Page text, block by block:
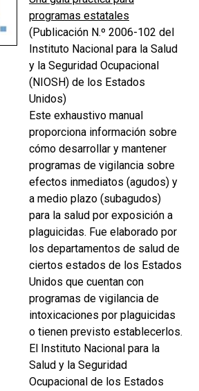
programas estatales
(Publicación N.º 2006-102 del
Instituto Nacional para la Salud
y la Seguridad Ocupacional
(NIOSH) de los Estados
Unidos)
Este exhaustivo manual
proporciona información sobre
cómo desarrollar y mantener
programas de vigilancia sobre
efectos inmediatos (agudos) y
a medio plazo (subagudos)
para la salud por exposición a
plaguicidas. Fue elaborado por
los departamentos de salud de
ciertos estados de los Estados
Unidos que cuentan con
programas de vigilancia de
intoxicaciones por plaguicidas
o tienen previsto establecerlos.
El Instituto Nacional para la
Salud y la Seguridad
Ocupacional de los Estados